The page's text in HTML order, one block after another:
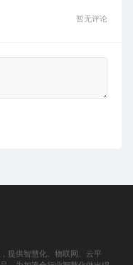
暂无评论
提供智慧化、物联网、云平